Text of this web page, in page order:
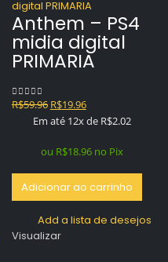
Anthem – PS4
midia digital
PRIMARIA
0out of 5
R$59.96 O
preço
era:
R$19.96O
preço
é:
Em até 12x de R$2.02
ou R$18.96 no Pix
Adicionar ao carrinho
Add a lista de desejos
Visualizar